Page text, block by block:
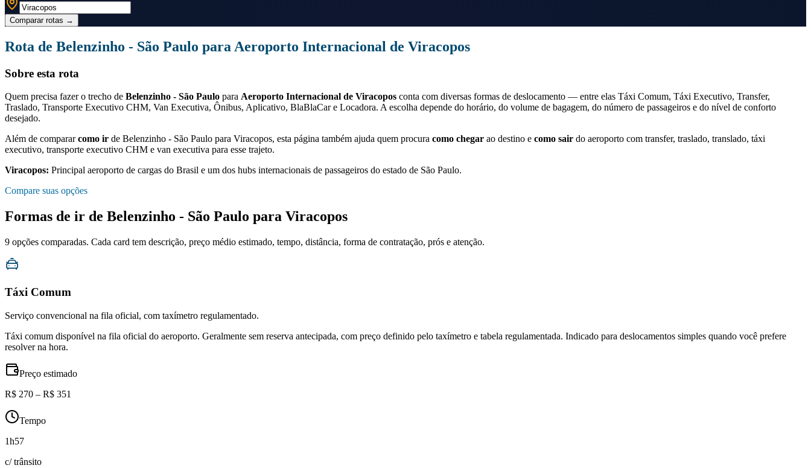
Comparar rotas →
Rota de Belenzinho - São Paulo para Aeroporto Internacional de Viracopos
Sobre esta rota
Quem precisa fazer o trecho de Belenzinho - São Paulo para Aeroporto Internacional de Viracopos conta com diversas formas de deslocamento — entre elas Táxi Comum, Táxi Executivo, Transfer,
Traslado, Transporte Executivo CHM, Van Executiva, Ônibus, Aplicativo, BlaBlaCar e Locadora. A escolha depende do horário, do volume de bagagem, do número de passageiros e do nível de conforto
desejado.
Além de compararcomo ir de Belenzinho - São Paulo para Viracopos, esta página também ajuda quem procura como chegar ao destino e como sair do aeroporto com transfer, traslado, translado, táxi
executivo, transporte executivo CHM e van executiva para esse trajeto.
Viracopos: Principal aeroporto de cargas do Brasil e um dos hubs internacionais de passageiros do estado de São Paulo.
Compare suas opções
Formas de ir de Belenzinho - São Paulo para Viracopos
9 opções comparadas. Cada card tem descrição, preço médio estimado, tempo, distância, forma de contratação, prós e atenção.
Táxi Comum
Serviço convencional na fila oficial, com taxímetro regulamentado.
Táxi comum disponível na fila oficial do aeroporto. Geralmente sem reserva antecipada, com preço definido pelo taxímetro e tabela regulamentada. Indicado para deslocamentos simples quando você prefere
resolver na hora.
Preço estimado
R$ 270 – R$ 351
Tempo
1h57
c/ trânsito